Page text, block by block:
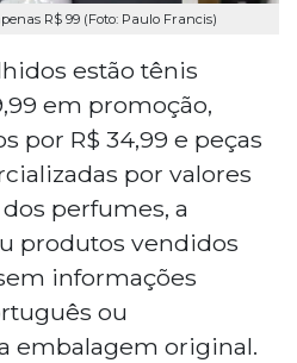
R$ 99 (Foto: Paulo Francis)
estão tênis
em promoção,
por R$ 34,99 e peças
por valores
perfumes, a
produtos vendidos
informações
ou
embalagem original.